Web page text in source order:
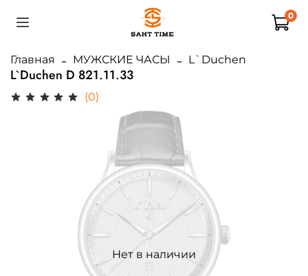
0
Главная МУЖСКИЕ ЧАСЫ L`Duchen
L`Duchen D 821.11.33
(0)
Нет в наличии